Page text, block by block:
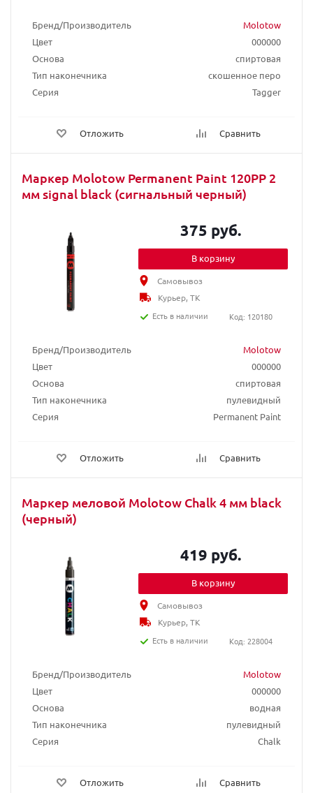
Бренд/Производитель
Molotow
Цвет
000000
Основа
спиртовая
Тип наконечника
скошенное перо
Серия
Tagger
Отложить Сравнить
Маркер Molotow Permanent Paint 120PP 2
мм signal black (сигнальный черный)
Бренд/Производитель
Molotow
Цвет
000000
Основа
спиртовая
Тип наконечника
пулевидный
Серия
Permanent Paint
Отложить Сравнить
375 руб.
В корзину
Самовывоз
Курьер, ТК
Есть в наличии
Код: 120180
Маркер меловой Molotow Chalk 4 мм black
(черный)
Бренд/Производитель
Molotow
Цвет
000000
Основа
водная
Тип наконечника
пулевидный
Серия
Chalk
Отложить Сравнить
419 руб.
В корзину
Самовывоз
Курьер, ТК
Есть в наличии
Код: 228004